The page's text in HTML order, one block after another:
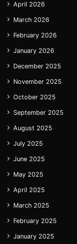
April 2026
March 2026
February 2026
January 2026
December 2025
November 2025
October 2025
September 2025
August 2025
July 2025
June 2025
May 2025
April 2025
March 2025
February 2025
January 2025